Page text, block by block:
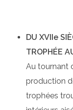
DU XVIIe
TROPHÉE
Au tournant
production
trophées